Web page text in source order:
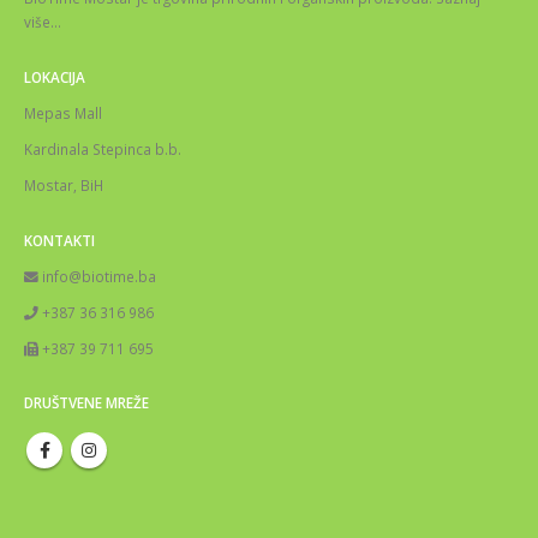
više…
LOKACIJA
Mepas Mall
Kardinala Stepinca b.b.
Mostar, BiH
KONTAKTI
info@biotime.ba
+387 36 316 986
+387 39 711 695
DRUŠTVENE MREŽE